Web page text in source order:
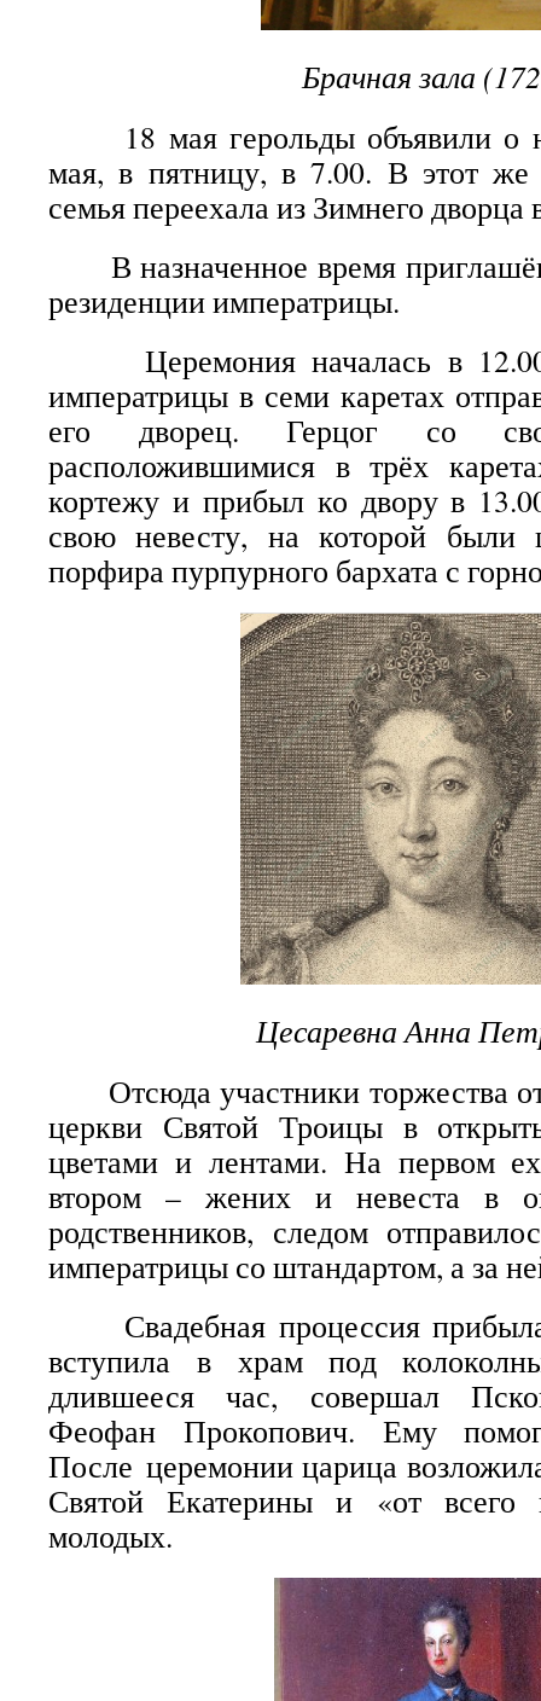
Брачная зала
18 мая герольды объявили о
мая, в пятницу, в 7.00. В этот же
семья переехала из Зимнего дворца
В назначенное время
резиденции императрицы.
Церемония началась в
императрицы в семи каретах
его дворец. Герцог со
расположившимися в трёх
кортежу и прибыл ко двору в
свою невесту, на которой были
порфира пурпурного бархата с
Цесаревна Анна
Отсюда участники торжества
церкви Святой Троицы в
цветами и лентами. На первом
втором – жених и невеста в
родственников, следом
императрицы со штандартом, а за
Свадебная процессия
вступила в храм под
длившееся час, совершал
Феофан Прокопович. Ему
После церемонии царица
Святой Екатерины и «от всего
молодых.